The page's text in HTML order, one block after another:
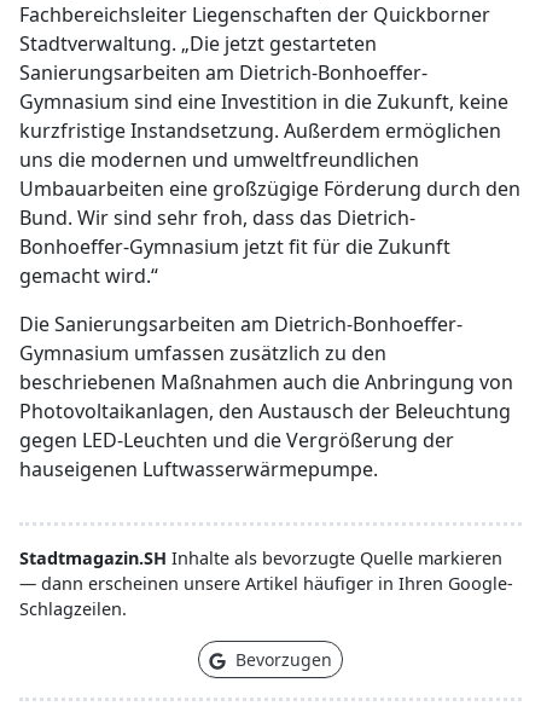
Fachbereichsleiter Liegenschaften der Quickborner
Stadtverwaltung. „Die jetzt gestarteten
Sanierungsarbeiten am Dietrich-Bonhoeffer-
Gymnasium sind eine Investition in die Zukunft, keine
kurzfristige Instandsetzung. Außerdem ermöglichen
uns die modernen und umweltfreundlichen
Umbauarbeiten eine großzügige Förderung durch den
Bund. Wir sind sehr froh, dass das Dietrich-
Bonhoeffer-Gymnasium jetzt fit für die Zukunft
gemacht wird.“
Die Sanierungsarbeiten am Dietrich-Bonhoeffer-
Gymnasium umfassen zusätzlich zu den
beschriebenen Maßnahmen auch die Anbringung von
Photovoltaikanlagen, den Austausch der Beleuchtung
gegen LED-Leuchten und die Vergrößerung der
hauseigenen Luftwasserwärmepumpe.
Stadtmagazin.SH Inhalte als bevorzugte Quelle markieren
— dann erscheinen unsere Artikel häufiger in Ihren Google-
Schlagzeilen.
Bevorzugen